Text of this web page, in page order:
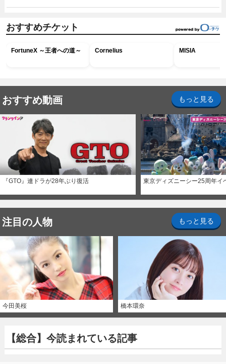
おすすめチケット
FortuneX ～王者への道～ Cornelius MISIA
おすすめ動画 もっと見る
『GTO』連ドラが28年ぶり復活 東京ディズニーシー25周年イ
注目の人物 もっと見る
今田美桜 橋本環奈
【総合】今読まれている記事